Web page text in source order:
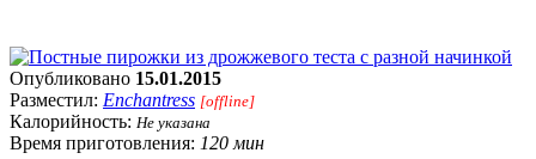
Опубликовано 15.01.2015
Разместил: Enchantress [offline]
Калорийность: Не указана
Время приготовления: 120 мин